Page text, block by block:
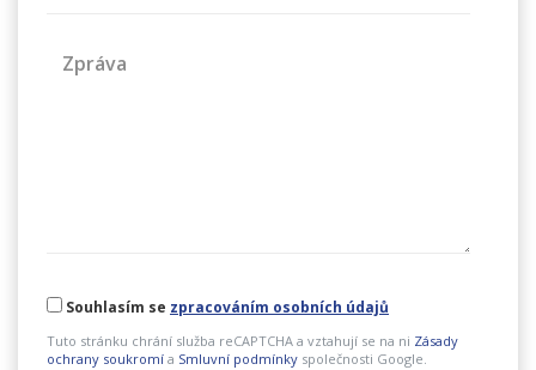
Zpráva
Souhlasím se zpracováním osobních údajů
Tuto stránku chrání služba reCAPTCHA a vztahují se na ni Zásady
ochrany soukromí a Smluvní podmínky společnosti Google.